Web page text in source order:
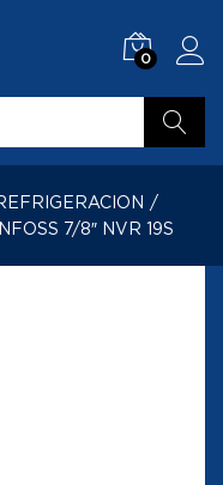
0
/
7/8″ NVR 19S